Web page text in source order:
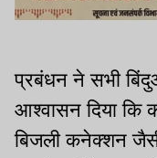
प्रबंधन ने सभी
आश्वासन दिया कि
बिजली कनेक्शन